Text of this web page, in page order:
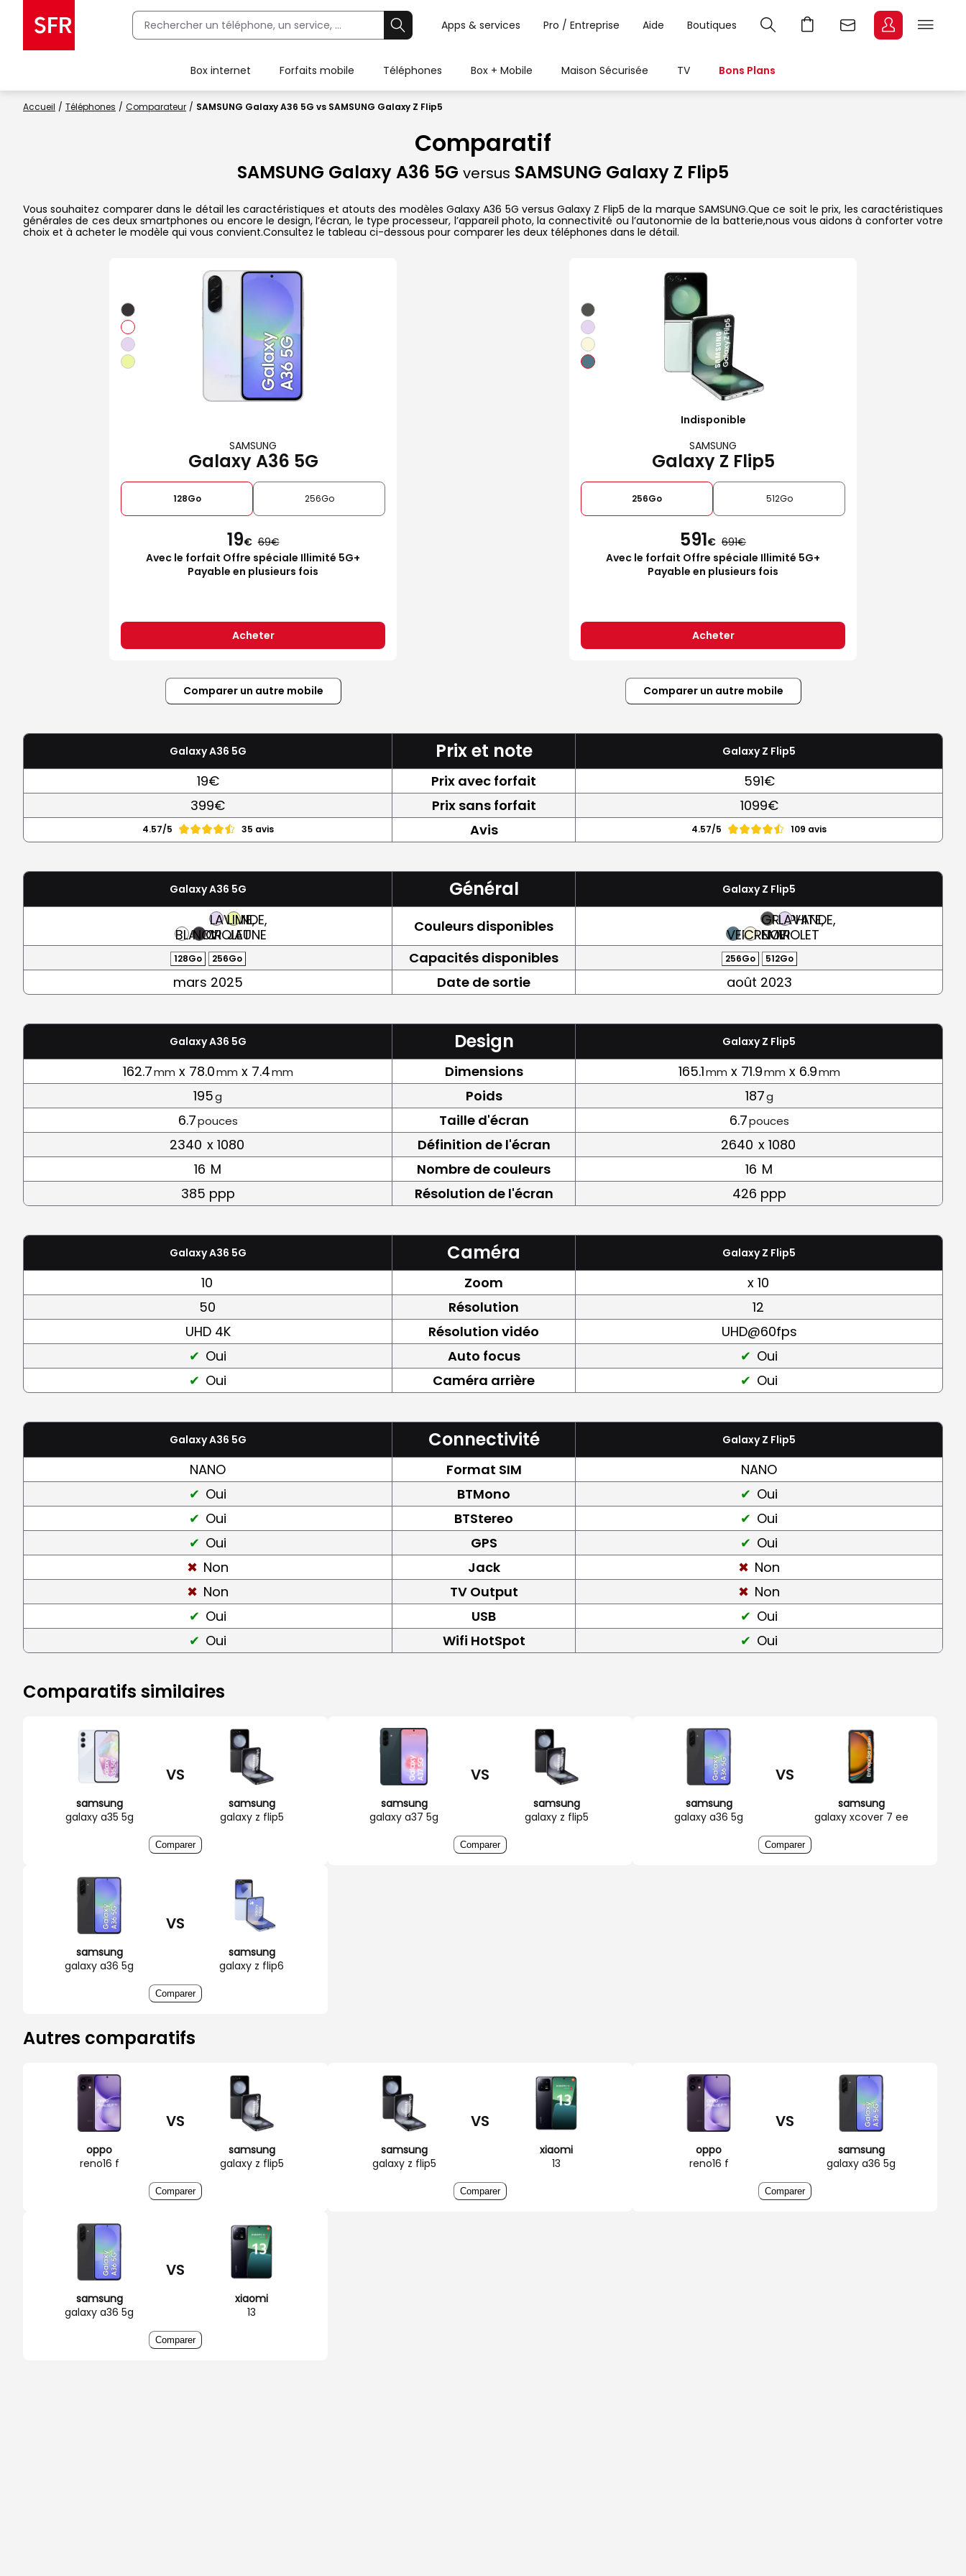
Apps & services Pro / Entreprise Aide Boutiques
Box internet Forfaits mobile Téléphones Box + Mobile Maison Sécurisée TV Bons Plans
Accueil Téléphones Comparateur SAMSUNG Galaxy A36 5G vs SAMSUNG Galaxy Z Flip5
Comparatif
SAMSUNG Galaxy A36 5G versus SAMSUNG Galaxy Z Flip5
Vous souhaitez comparer dans le détail les caractéristiques et atouts des modèles Galaxy A36 5G versus Galaxy Z Flip5 de la marque SAMSUNG.Que ce soit le prix, les caractéristiques
générales de ces deux smartphones ou encore le design, l’écran, le type processeur, l’appareil photo, la connectivité ou l’autonomie de la batterie,nous vous aidons à conforter votre
choix et à acheter le modèle qui vous convient.Consultez le tableau ci-dessous pour comparer les deux téléphones dans le détail.
SAMSUNG
Galaxy A36 5G
128Go 256Go
19€ 69
Avec le forfait Offre spéciale Illimité 5G+
Payable en plusieurs fois
Acheter
Indisponible
SAMSUNG
Galaxy Z Flip5
256Go 512Go
591€ 691
Avec le forfait Offre spéciale Illimité 5G+
Payable en plusieurs fois
Acheter
Comparer un autre mobile Comparer un autre mobile
Galaxy A36 5G Prix et note Galaxy Z Flip5
19€ Prix avec forfait
591€
399€
Prix sans forfait 1099€
4.57/5 35 avis Avis 4.57/5 109 avis
Galaxy A36 5G Général Galaxy Z Flip5
BLANC
NOIR
LAVANDE,
VIOLET
LIME,
JAUNE
Couleurs disponibles VERTCREME
GRAPHITE,
NOIR
LAVANDE,
VIOLET
128Go 256Go Capacités disponibles 256Go 512Go
mars 2025 Date de sortie août 2023
Galaxy A36 5G Design Galaxy Z Flip5
162.7mm x 78.0mm x 7.4mm Dimensions 165.1mm x 71.9mm x 6.9mm
195g Poids 187g
6.7pouces Taille d'écran 6.7pouces
2340 x 1080 Définition de l'écran 2640 x 1080
16 M Nombre de couleurs 16 M
385 ppp
Résolution de l'écran 426 ppp
Galaxy A36 5G Caméra Galaxy Z Flip5
10 Zoom
x 10
50
Résolution
12
UHD 4K
Résolution vidéo
UHD@60fps
Oui
Auto focus
Oui
Oui
Caméra arrière Oui
Galaxy A36 5G Connectivité Galaxy Z Flip5
NANO Format SIM
NANO
Oui
BTMono
Oui
Oui
BTStereo
Oui
Oui
GPS
Oui
Non
Jack
Non
Non
TV Output
Non
Oui
USB
Oui
Oui
Wifi HotSpot Oui
Comparatifs similaires
samsung
galaxy a35 5g
VS
samsung
galaxy z flip5
Comparer
samsung
galaxy a37 5g
VS
samsung
galaxy z flip5
Comparer
samsung
galaxy a36 5g
VS
samsung
galaxy xcover 7 ee
Comparer
samsung
galaxy a36 5g
VS
samsung
galaxy z flip6
Comparer
Autres comparatifs
oppo
reno16 f
VS
samsung
galaxy z flip5
Comparer
samsung
galaxy z flip5
VS
xiaomi
13
Comparer
oppo
reno16 f
VS
samsung
galaxy a36 5g
Comparer
samsung
galaxy a36 5g
VS
xiaomi
13
Comparer